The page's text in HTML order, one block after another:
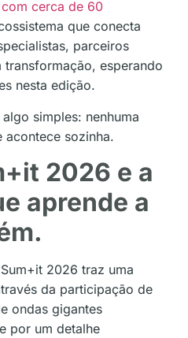
cerca de 60
que conecta
parceiros
transformação, esperando
nesta edição.
simples: nenhuma
acontece sozinha.
2026 e a
aprende a
2026 traz uma
da participação de
ondas gigantes
por um detalhe